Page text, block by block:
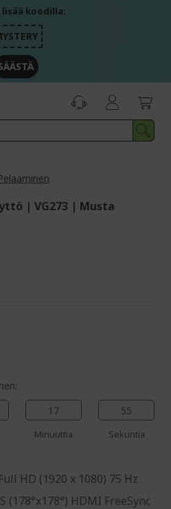
lisää koodilla:
| VG273 | Musta
17
Minuuttia
54
Sekuntia
HD (1920 x 1080) 75 Hz
(178°x178°) HDMI FreeSync